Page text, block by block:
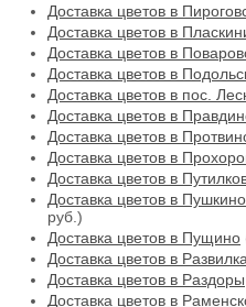
Доставка цветов в
Доставка цветов в
Доставка цветов в
Доставка цветов в
Доставка цветов в пос.
Доставка цветов в
Доставка цветов в
Доставка цветов в
Доставка цветов в
Доставка цветов в
руб.)
Доставка цветов в Пущино
Доставка цветов в Развилка
Доставка цветов в Раздоры
Доставка цветов в